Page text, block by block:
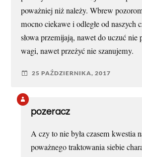
poważniej niż należy. Wbrew
mocno ciekawe i odległe od naszych
słowa przemijają, nawet do uczuć nie
wagi, nawet przeżyć nie szanujemy.
25 PAŹDZIERNIKA, 2017
pozeracz
A czy to nie była czasem kwestia
poważnego traktowania siebie